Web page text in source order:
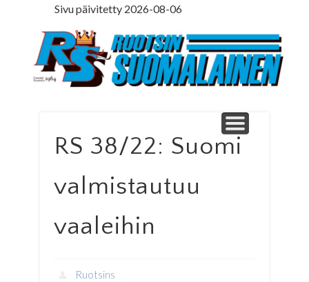
Sivu päivitetty 2026-08-06
ETUSIVU
PÄÄKIRJOITUS
MINNE MENNÄ
ILMOITUSOSASTO
LEHTITILAUS
NETTILEHTI
LEDARE PÅ SVENSKA
YHTEYSTIEDOT
RS 38/22: Suomi
valmistautuu
vaaleihin
Ruotsins